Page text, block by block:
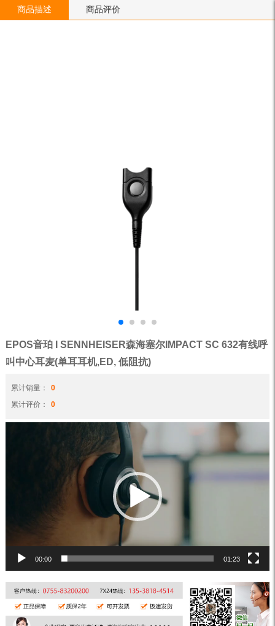
EPOS音珀 I SENNHEISER森海塞尔IMPACT SC 632有线呼
叫中心耳麦(单耳耳机,ED, 低阻抗)
累计销量：
0
累计评价：
0
00:00 01:23
商品描述 商品评价